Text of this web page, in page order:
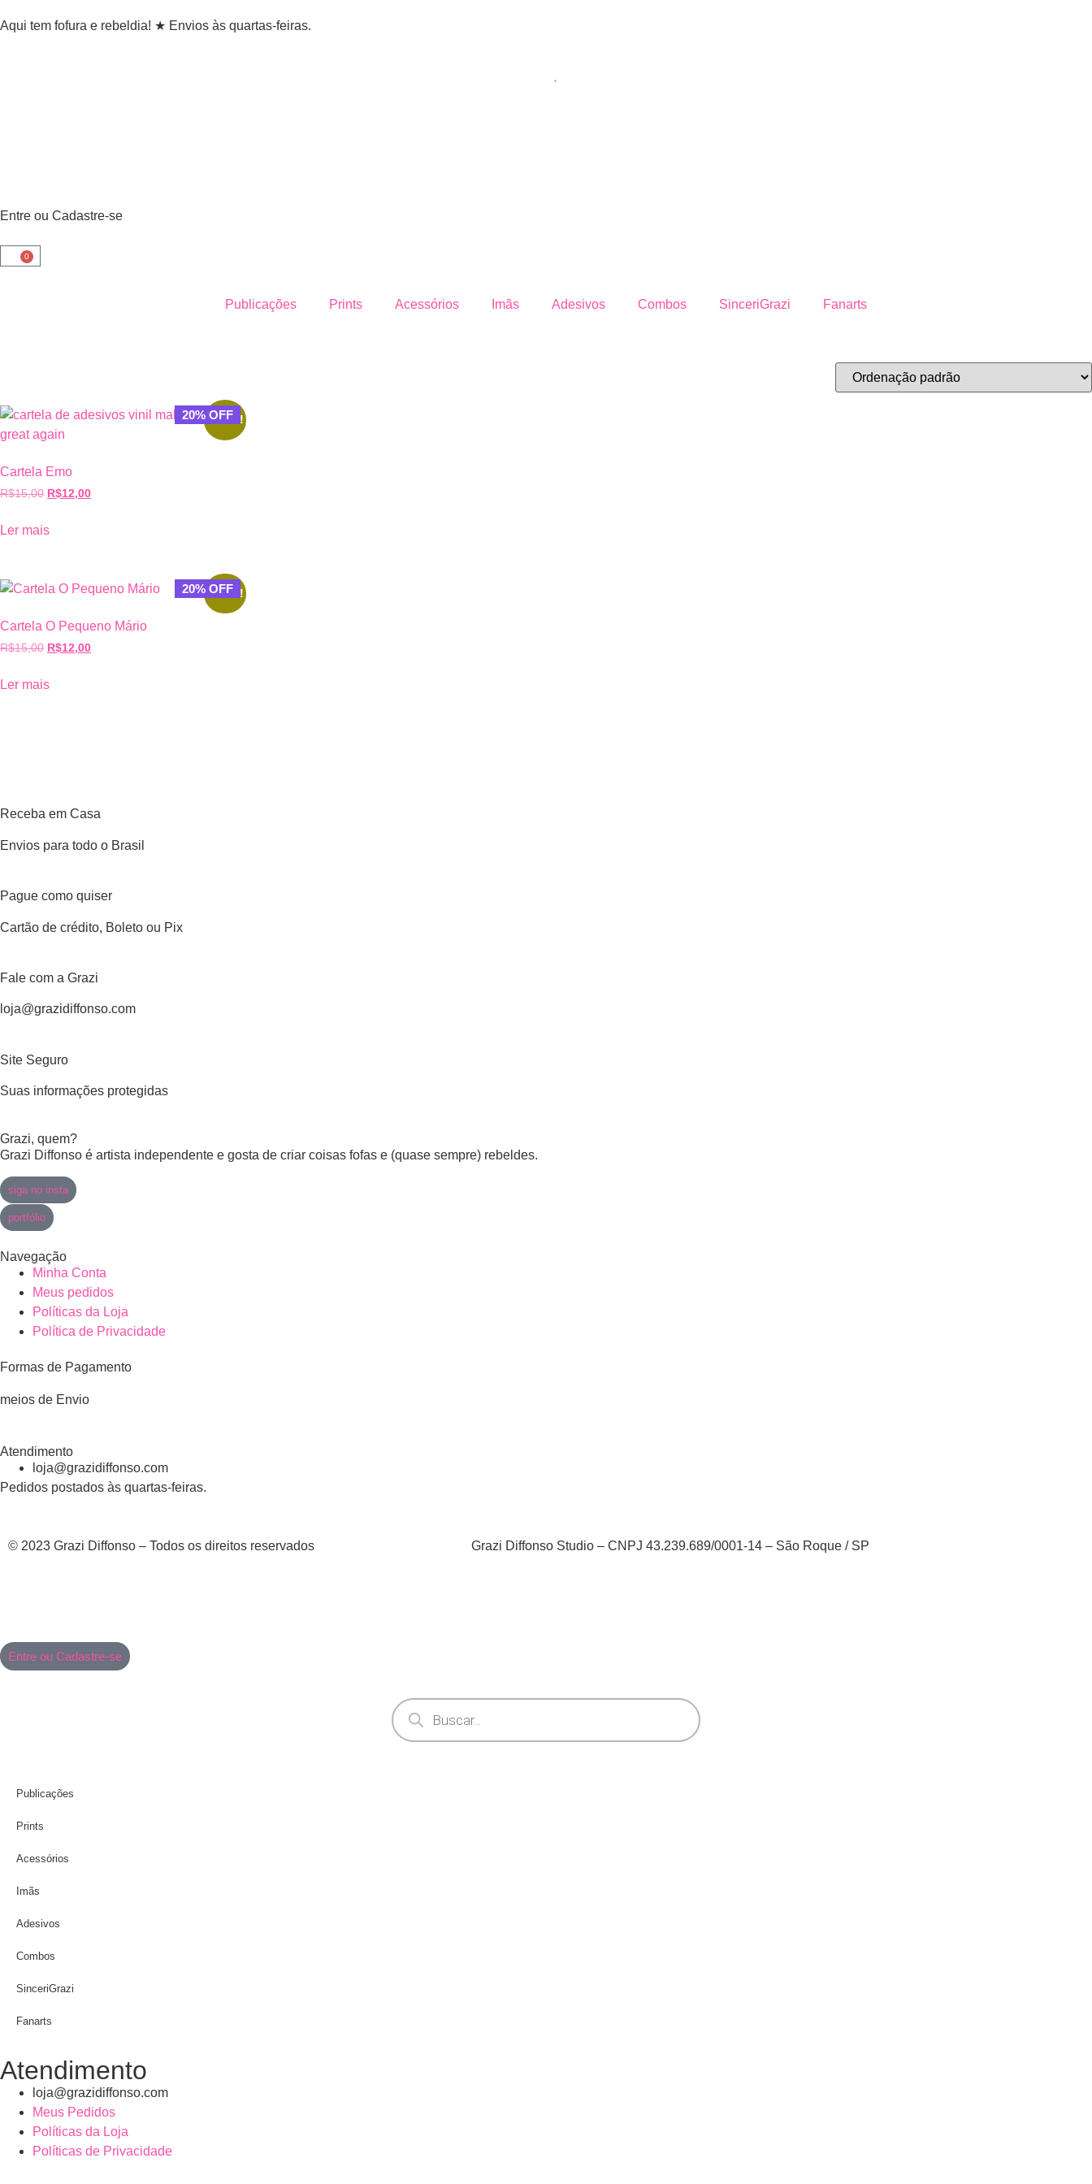
Aqui tem fofura e rebeldia! ★ Envios às quartas-feiras.
Entre ou Cadastre-se
0
Publicações Prints Acessórios Imãs Adesivos Combos SinceriGrazi Fanarts
Oferta!
20% OFF
Cartela Emo
R$15,00 R$12,00
Ler mais
Oferta!
20% OFF
Cartela O Pequeno Mário
R$15,00 R$12,00
Ler mais
Receba em Casa
Envios para todo o Brasil
Pague como quiser
Cartão de crédito, Boleto ou Pix
Fale com a Grazi
loja@grazidiffonso.com
Site Seguro
Suas informações protegidas
Grazi, quem?
Grazi Diffonso é artista independente e gosta de criar coisas fofas e (quase sempre) rebeldes.
siga no insta
portfólio
Navegação
Minha Conta
Meus pedidos
Políticas da Loja
Política de Privacidade
Formas de Pagamento
meios de Envio
Atendimento
loja@grazidiffonso.com
Pedidos postados às quartas-feiras.
© 2023 Grazi Diffonso – Todos os direitos reservados Grazi Diffonso Studio – CNPJ 43.239.689/0001-14 – São Roque / SP
Entre ou Cadastre-se
Publicações
Prints
Acessórios
Imãs
Adesivos
Combos
SinceriGrazi
Fanarts
Atendimento
loja@grazidiffonso.com
Meus Pedidos
Políticas da Loja
Políticas de Privacidade